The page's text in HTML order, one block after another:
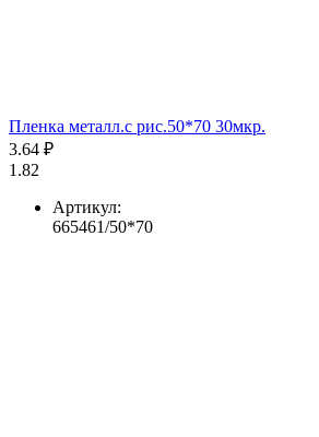
Пленка металл.с рис.50*70 30мкр.
3.64 ₽
1.82
Артикул:
665461/50*70